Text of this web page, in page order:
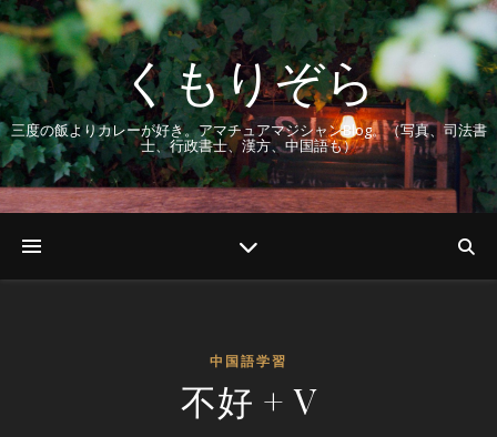
くもりぞら
三度の飯よりカレーが好き。アマチュアマジシャンBlog。（写真、司法書
士、行政書士、漢方、中国語も）
中国語学習
不好 + V